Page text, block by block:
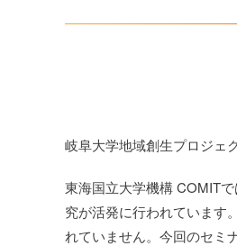
岐阜大学地域創生プロジェ
東海国立大学機構 COMIT
究が活発に行われています
れていません。今回のセミ